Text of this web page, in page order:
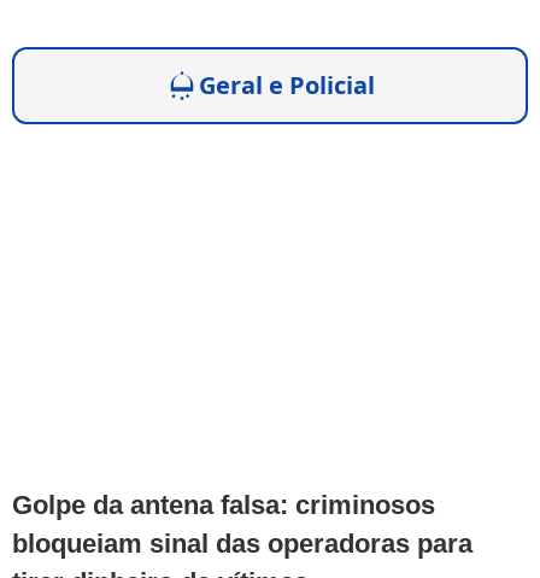
Geral e Policial
Golpe da antena falsa: criminosos
bloqueiam sinal das operadoras para